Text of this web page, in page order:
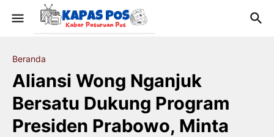
Beranda
Aliansi Wong Nganjuk
Bersatu Dukung Program
Presiden Prabowo, Minta